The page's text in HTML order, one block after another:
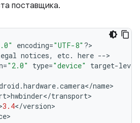
поставщика.
encoding="UTF-8" ?>
notices, etc. here -->
="2.0" type="device" target-level
.hardware.camera</name>
>hwbinder</transport>
3.4</version>
>